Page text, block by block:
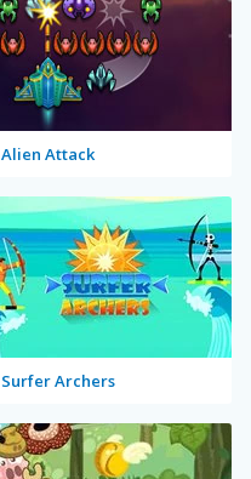
Alien Attack
Surfer Archers